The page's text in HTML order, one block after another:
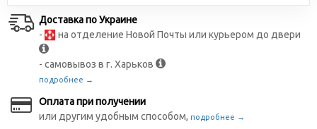
Доставка по Украине
-
на отделение Новой Почты или курьером до двери
- самовывоз в г. Харьков
подробнее →
Оплата при получении
или другим удобным способом, подробнее →